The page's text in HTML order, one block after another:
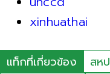
xinhuathai
แท็กที่เกี่ยวข้อง สห